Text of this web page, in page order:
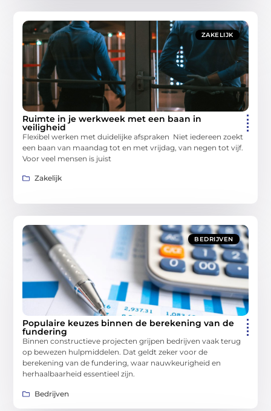
ZAKELIJK
Ruimte in je werkweek met een baan in
veiligheid
Flexibel werken met duidelijke afspraken Niet iedereen zoekt
een baan van maandag tot en met vrijdag, van negen tot vijf.
Voor veel mensen is juist
Zakelijk
BEDRIJVEN
Populaire keuzes binnen de berekening van de
fundering
Binnen constructieve projecten grijpen bedrijven vaak terug
op bewezen hulpmiddelen. Dat geldt zeker voor de
berekening van de fundering, waar nauwkeurigheid en
herhaalbaarheid essentieel zijn.
Bedrijven